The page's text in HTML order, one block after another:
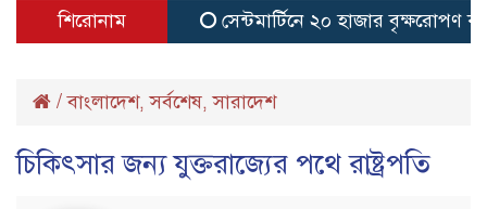
শিরোনাম সেন্টমার্টিনে ২০ হাজার বৃক্ষরোপণ
/বাংলাদেশ,সর্বশেষ,সারাদেশ
চিকিৎসার জন্য যুক্তরাজ্যের পথে রাষ্ট্রপতি